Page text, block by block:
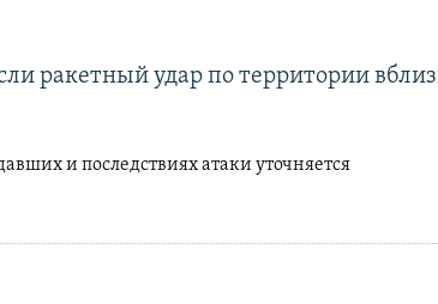
ракетный удар по территории
и последствиях атаки уточняется